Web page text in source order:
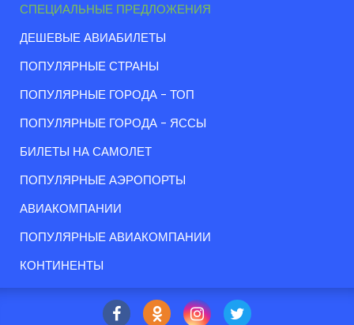
СПЕЦИАЛЬНЫЕ ПРЕДЛОЖЕНИЯ
ДЕШЕВЫЕ АВИАБИЛЕТЫ
ПОПУЛЯРНЫЕ СТРАНЫ
ПОПУЛЯРНЫЕ ГОРОДА - ТОП
ПОПУЛЯРНЫЕ ГОРОДА - ЯССЫ
БИЛЕТЫ НА САМОЛЕТ
ПОПУЛЯРНЫЕ АЭРОПОРТЫ
АВИАКОМПАНИИ
ПОПУЛЯРНЫЕ АВИАКОМПАНИИ
КОНТИНЕНТЫ